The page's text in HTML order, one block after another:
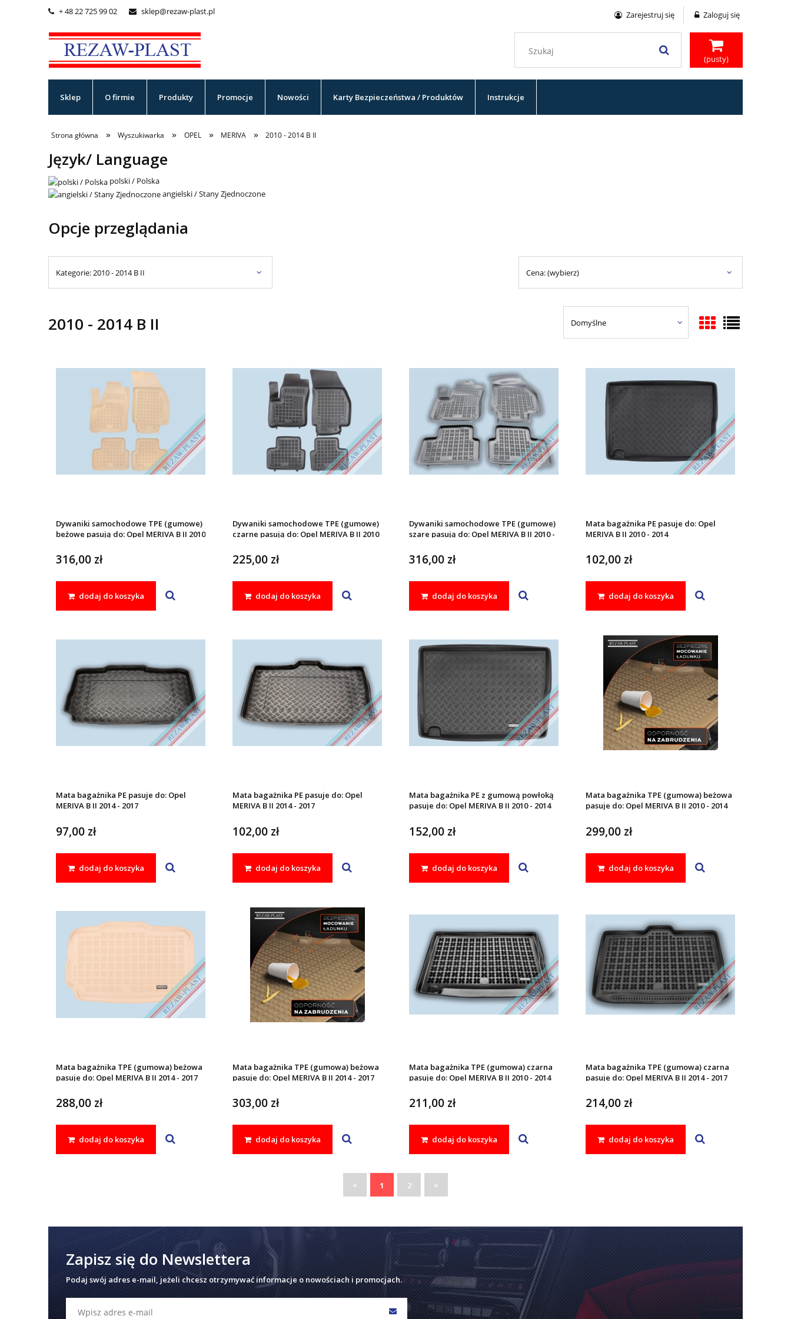
 + 48 22 725 99 02  sklep@rezaw-plast.pl Zarejestruj się Zaloguj się
(pusty)
Sklep O firmie Produkty Promocje Nowości Karty Bezpieczeństwa / Produktów Instrukcje
Strona główna » Wyszukiwarka » OPEL » MERIVA » 2010 - 2014 B II
Język/ Language
polski / Polska
angielski / Stany Zjednoczone
Opcje przeglądania
Kategorie: 2010 - 2014 B II Cena: (wybierz)
2010 - 2014 B II
Dywaniki samochodowe TPE (gumowe)
beżowe pasują do: Opel MERIVA B II 2010
316,00 zł
dodaj do koszyka
Dywaniki samochodowe TPE (gumowe)
czarne pasują do: Opel MERIVA B II 2010
225,00 zł
dodaj do koszyka
Dywaniki samochodowe TPE (gumowe)
szare pasują do: Opel MERIVA B II 2010 -
316,00 zł
dodaj do koszyka
Mata bagażnika PE pasuje do: Opel
MERIVA B II 2010 - 2014
102,00 zł
dodaj do koszyka
Mata bagażnika PE pasuje do: Opel
MERIVA B II 2014 - 2017
97,00 zł
dodaj do koszyka
Mata bagażnika PE pasuje do: Opel
MERIVA B II 2014 - 2017
102,00 zł
dodaj do koszyka
Mata bagażnika PE z gumową powłoką
pasuje do: Opel MERIVA B II 2010 - 2014
152,00 zł
dodaj do koszyka
Mata bagażnika TPE (gumowa) beżowa
pasuje do: Opel MERIVA B II 2010 - 2014
299,00 zł
dodaj do koszyka
Mata bagażnika TPE (gumowa) beżowa
pasuje do: Opel MERIVA B II 2014 - 2017
288,00 zł
dodaj do koszyka
Mata bagażnika TPE (gumowa) beżowa
pasuje do: Opel MERIVA B II 2014 - 2017
303,00 zł
dodaj do koszyka
Mata bagażnika TPE (gumowa) czarna
pasuje do: Opel MERIVA B II 2010 - 2014
211,00 zł
dodaj do koszyka
Mata bagażnika TPE (gumowa) czarna
pasuje do: Opel MERIVA B II 2014 - 2017
214,00 zł
dodaj do koszyka
« 1 2 »
Zapisz się do Newslettera
Podaj swój adres e-mail, jeżeli chcesz otrzymywać informacje o nowościach i promocjach.